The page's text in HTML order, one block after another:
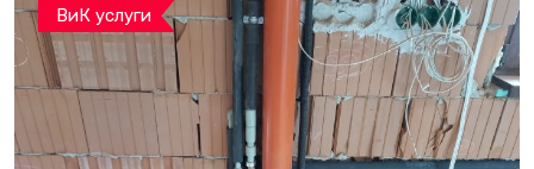
ВиК услуги